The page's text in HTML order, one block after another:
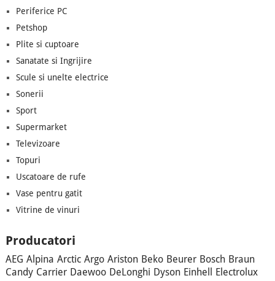
Periferice PC
Petshop
Plite si cuptoare
Sanatate si Ingrijire
Scule si unelte electrice
Sonerii
Sport
Supermarket
Televizoare
Topuri
Uscatoare de rufe
Vase pentru gatit
Vitrine de vinuri
Producatori
AEG Alpina Arctic Argo Ariston Beko Beurer Bosch Braun
Candy Carrier Daewoo DeLonghi Dyson Einhell
Electrolux